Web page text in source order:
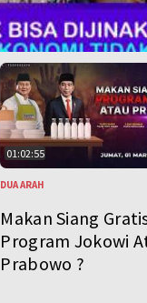
01:02:55
DUA ARAH
Makan Siang
Program Jokowi
Prabowo ?